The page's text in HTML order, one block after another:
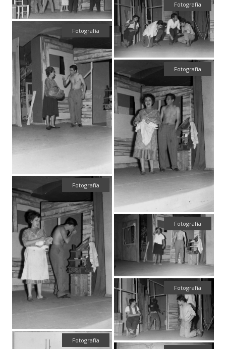
Fotografía
Fotografía
Fotografía
Fotografía
Fotografía
Fotografía
Fotografía